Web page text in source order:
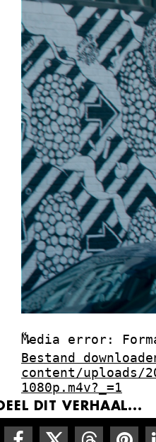
Media error:
Bestand
content/uploads/
1080p.m4v?_=1
“,
DIT VERHAAL...